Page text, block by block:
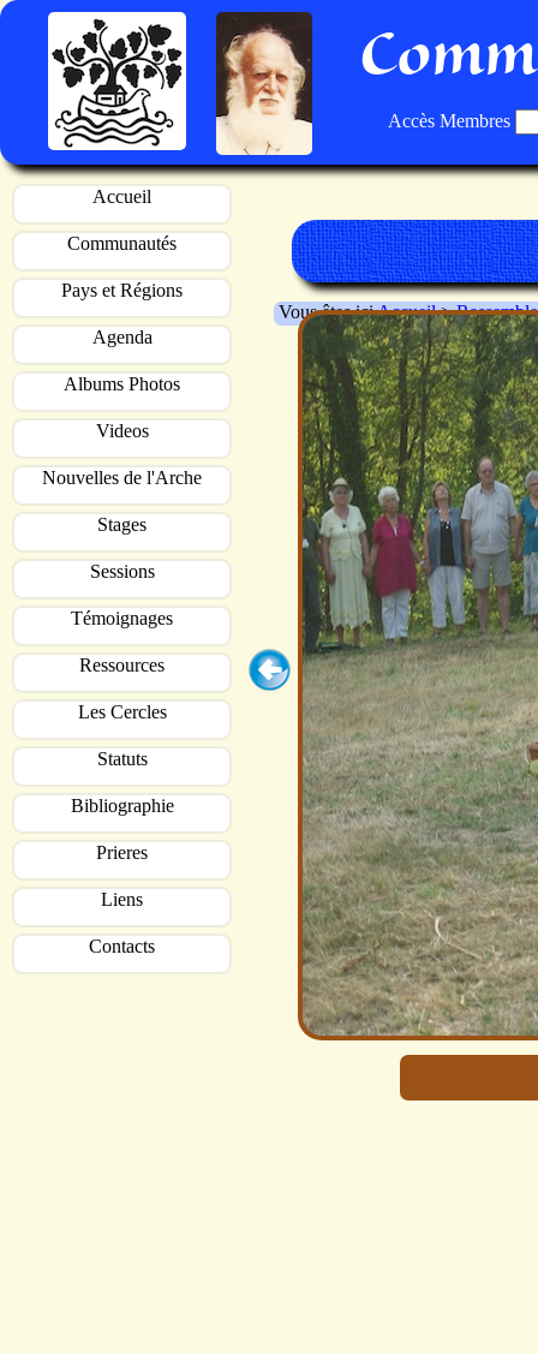
Accès Membres
Accueil
Communautés
Pays et Régions
Agenda
Albums Photos
Videos
Nouvelles de l'Arche
Stages
Sessions
Témoignages
Ressources
Les Cercles
Statuts
Bibliographie
Prieres
Liens
Contacts
Vous êtes iciAccueil>